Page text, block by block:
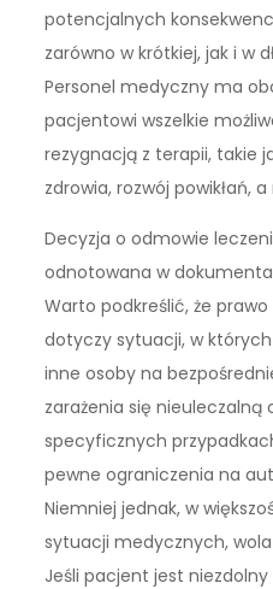
potencjalnych
zarówno w krótkiej, jak i w
Personel medyczny ma
pacjentowi wszelkie
rezygnacją z terapii, takie
zdrowia, rozwój powikłań,
Decyzja o odmowie
odnotowana w
Warto podkreślić, że
dotyczy sytuacji, w
inne osoby na
zarażenia się nieuleczalną
specyficznych
pewne ograniczenia na
Niemniej jednak, w
sytuacji medycznych,
Jeśli pacjent jest